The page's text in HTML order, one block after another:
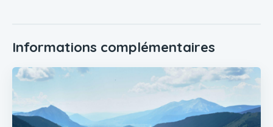
Informations complémentaires